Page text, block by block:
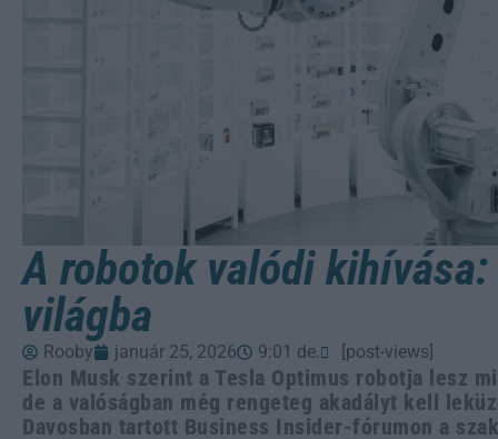
A robotok valódi
világba
Rooby január 25, 2026 9:01 de. [post-views]
Elon Musk szerint a Tesla Optimus robotja lesz
de a valóságban még rengeteg akadályt kell
Davosban tartott Business Insider-fórumon a